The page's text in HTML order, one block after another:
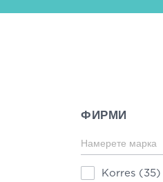
ФИРМИ
Korres (35)